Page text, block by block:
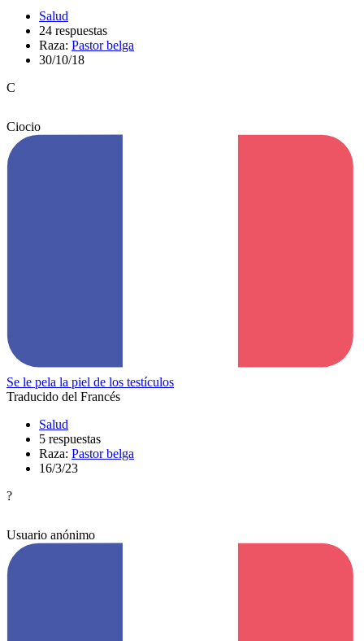
Salud
24 respuestas
Raza: Pastor belga
30/10/18
C
Ciocio
Se le pela la piel de los testículos
Traducido del Francés
Salud
5 respuestas
Raza: Pastor belga
16/3/23
?
Usuario anónimo